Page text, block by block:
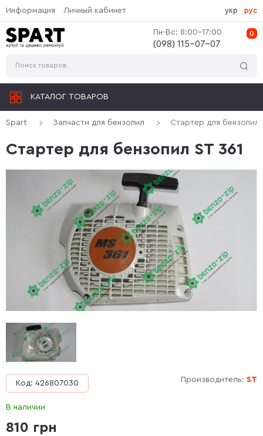
Информация Личный кабинет
0
Пн-Вс: 8:00-17:00
(‎098) 115-07-07
укр рус
КАТАЛОГ ТОВАРОВ
Spart Запчасти для бензопил Стартер для бензопил
Стартер для бензопил ST 361
Производитель: ST
Код: 426807030
В наличии
810 грн